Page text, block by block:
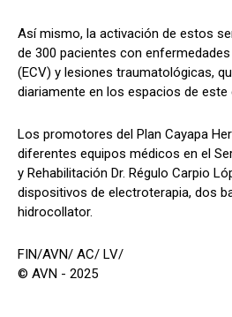
Así mismo, la activación de estos
de 300 pacientes con
(ECV) y lesiones traumatológicas,
diariamente en los espacios de este
Los promotores del Plan Cayapa
diferentes equipos médicos en el
y Rehabilitación Dr. Régulo Carpio
dispositivos de electroterapia, dos
hidrocollator.
FIN/AVN/ AC/ LV/
© AVN - 2025